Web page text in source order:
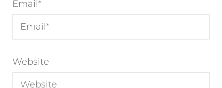
Email *
Website